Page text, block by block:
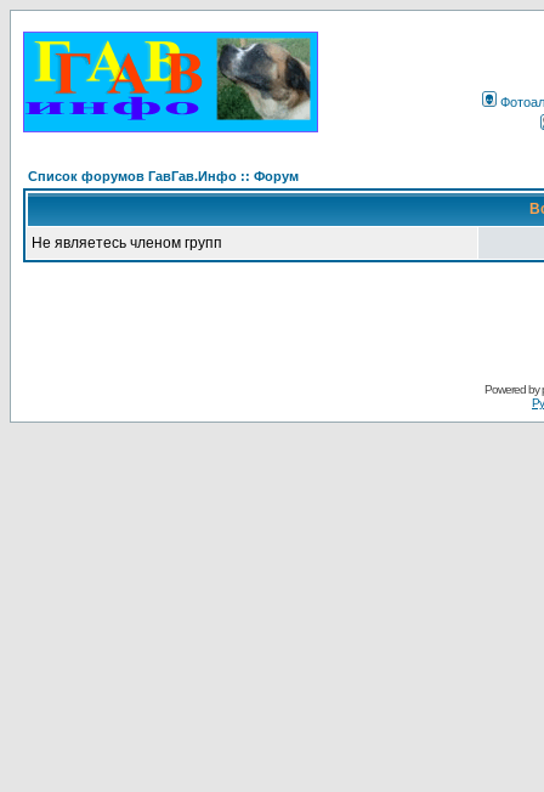
Список форумов ГавГав.Инфо :: Форум
Не являетесь членом групп
Powered by